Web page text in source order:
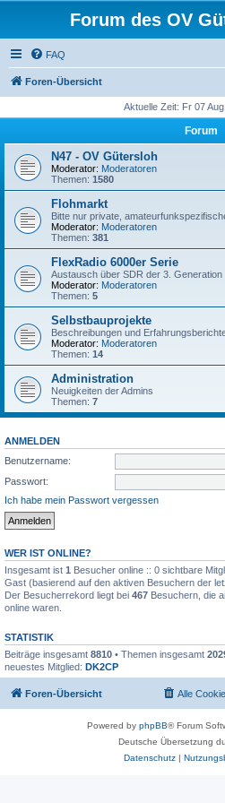
Forum des OV
FAQ
Foren-Übersicht
Aktuelle Zeit: Fr 07
Forum
N47 - OV Gütersloh
Moderator: Moderatoren
Themen: 1580
Flohmarkt
Bitte nur private,
Moderator: Moderatoren
Themen: 381
FlexRadio 6000er Serie
Austausch über SDR der 3. Generation
Moderator: Moderatoren
Themen: 5
Selbstbauprojekte
Beschreibungen und
Moderator: Moderatoren
Themen: 14
Administration
Neuigkeiten der Admins
Themen: 7
ANMELDEN
Benutzername:
Passwort:
Ich habe mein Passwort vergessen
WER IST ONLINE?
Insgesamt ist 1 Besucher online :: 0 sichtbare
Gast (basierend auf den aktiven Besuchern der
Der Besucherrekord liegt bei 467 Besuchern, die
online waren.
STATISTIK
Beiträge insgesamt 8810 • Themen insgesamt
neuestes Mitglied: DK2CP
Foren-Übersicht Alle
Powered by phpBB® Forum
Deutsche Übersetzung
Datenschutz|